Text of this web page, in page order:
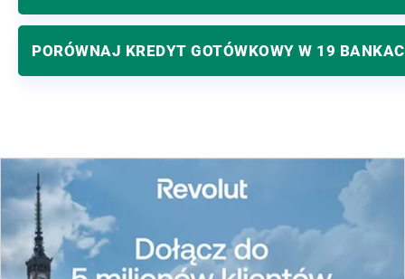
PORÓWNAJ KREDYT GOTÓWKOWY W 19